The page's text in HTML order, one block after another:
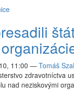
11:00 — Tomáš
zdravotníctva
nad neziskovými